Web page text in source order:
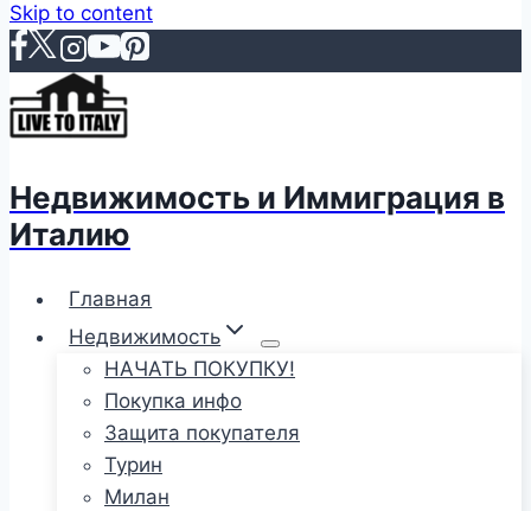
Skip to content
Недвижимость и Иммиграция в
Италию
Главная
Недвижимость
НАЧАТЬ ПОКУПКУ!
Покупка инфо
Защита покупателя
Турин
Милан